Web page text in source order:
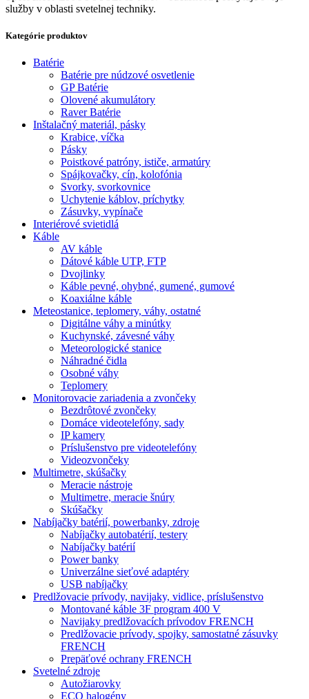
služby v oblasti svetelnej techniky.
Kategórie produktov
Batérie
Batérie pre núdzové osvetlenie
GP Batérie
Olovené akumulátory
Raver Batérie
Inštalačný materiál, pásky
Krabice, víčka
Pásky
Poistkové patróny, ističe, armatúry
Spájkovačky, cín, kolofónia
Svorky, svorkovnice
Uchytenie káblov, príchytky
Zásuvky, vypínače
Interiérové svietidlá
Káble
AV káble
Dátové káble UTP, FTP
Dvojlinky
Káble pevné, ohybné, gumené, gumové
Koaxiálne káble
Meteostanice, teplomery, váhy, ostatné
Digitálne váhy a minútky
Kuchynské, závesné váhy
Meteorologické stanice
Náhradné čidla
Osobné váhy
Teplomery
Monitorovacie zariadenia a zvončeky
Bezdrôtové zvončeky
Domáce videotelefóny, sady
IP kamery
Príslušenstvo pre videotelefóny
Videozvončeky
Multimetre, skúšačky
Meracie nástroje
Multimetre, meracie šnúry
Skúšačky
Nabíjačky batérií, powerbanky, zdroje
Nabíjačky autobatérií, testery
Nabíjačky batérií
Power banky
Univerzálne sieťové adaptéry
USB nabíjačky
Predlžovacie prívody, navijaky, vidlice, príslušenstvo
Montované káble 3F program 400 V
Navijaky predlžovacích prívodov FRENCH
Predlžovacie prívody, spojky, samostatné zásuvky
FRENCH
Prepäťové ochrany FRENCH
Svetelné zdroje
Autožiarovky
ECO halogény